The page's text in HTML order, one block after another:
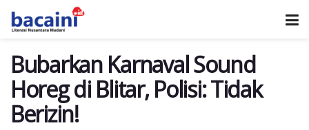
Bubarkan Karnaval Sound
Horeg di Blitar, Polisi: Tidak
Berizin!